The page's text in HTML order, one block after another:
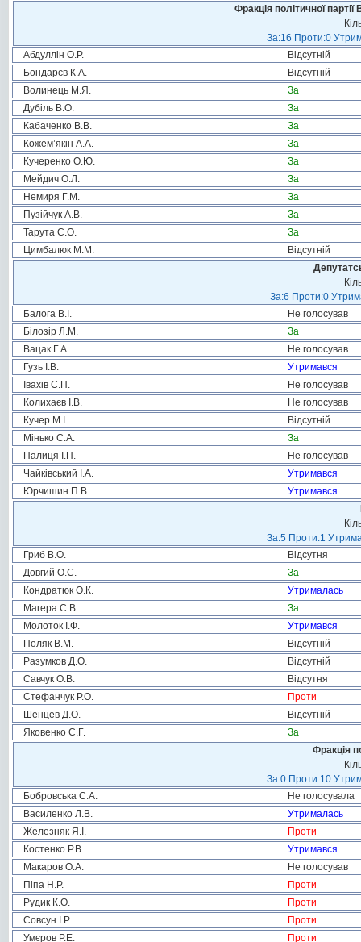
Фракція політичної
За:16 Проти:0
Абдуллін О.Р.
Відсутній
Бондарєв К.А.
Відсутній
Волинець М.Я.
За
Дубіль В.О.
За
Кабаченко В.В.
За
Кожем’якін А.А.
За
Кучеренко О.Ю.
За
Мейдич О.Л.
За
Немиря Г.М.
За
Пузійчук А.В.
За
Тарута С.О.
За
Цимбалюк М.М.
Відсутній
За:6 Проти:0
Балога В.І.
Не голосував
Білозір Л.М.
За
Вацак Г.А.
Не голосував
Гузь І.В.
Утримався
Івахів С.П.
Не голосував
Колихаєв І.В.
Не голосував
Кучер М.І.
Відсутній
Мінько С.А.
За
Палиця І.П.
Не голосував
Чайківський І.А.
Утримався
Юрчишин П.В.
Утримався
За:5 Проти:1
Гриб В.О.
Відсутня
Довгий О.С.
За
Кондратюк О.К.
Утрималась
Магера С.В.
За
Молоток І.Ф.
Утримався
Поляк В.М.
Відсутній
Разумков Д.О.
Відсутній
Савчук О.В.
Відсутня
Стефанчук Р.О.
Проти
Шенцев Д.О.
Відсутній
Яковенко Є.Г.
За
Фракція
За:0 Проти:10
Бобровська С.А.
Не голосувала
Василенко Л.В.
Утрималась
Железняк Я.І.
Проти
Костенко Р.В.
Утримався
Макаров О.А.
Не голосував
Піпа Н.Р.
Проти
Рудик К.О.
Проти
Совсун І.Р.
Проти
Умєров Р.Е.
Проти